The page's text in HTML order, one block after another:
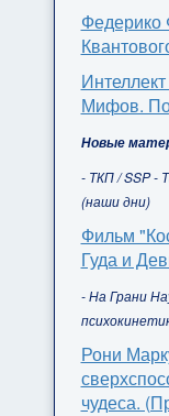
Мифов.
Новые
- ТКП / SSP -
(наши дни)
Фильм
Гуда и
- На Грани
Рони
чудеса.